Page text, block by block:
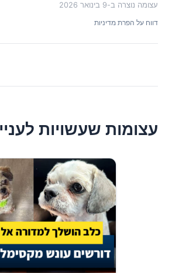
עצומה נוצרה ב-9 בינואר 2026
דווח על הפרת מדיניות
עצומות שעשויות